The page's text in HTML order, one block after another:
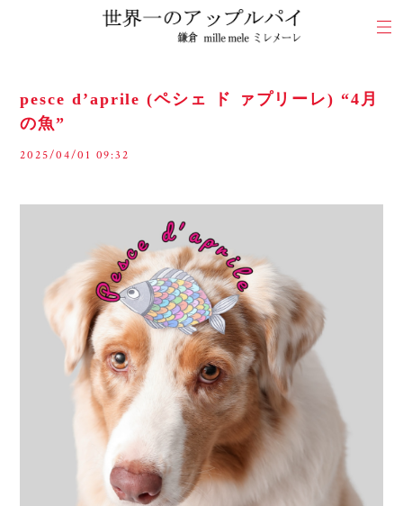
pesce d’aprile (ペシェ ド ァプリーレ) “4月
の魚”
2025/04/01 09:32